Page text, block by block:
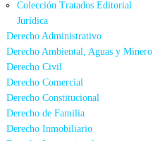
Colección Tratados Editorial
Jurídica
Derecho Administrativo
Derecho Ambiental, Aguas y Minero
Derecho Civil
Derecho Comercial
Derecho Constitucional
Derecho de Familia
Derecho Inmobiliario